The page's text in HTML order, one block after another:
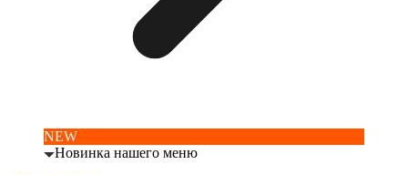
NEW
Новинка нашего меню